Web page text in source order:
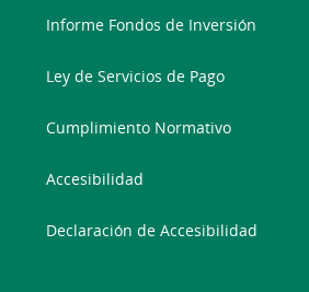
Informe Fondos de Inversión
Ley de Servicios de Pago
Cumplimiento Normativo
Accesibilidad
Declaración de Accesibilidad